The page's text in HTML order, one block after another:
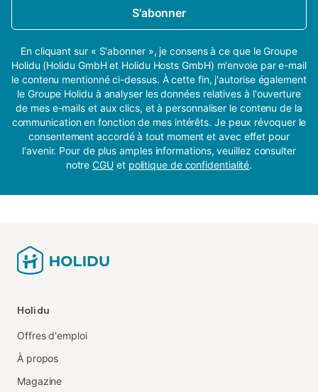
S'abonner
En cliquant sur « S'abonner », je consens à ce que le Groupe
Holidu (Holidu GmbH et Holidu Hosts GmbH) m'envoie par e-mail
le contenu mentionné ci-dessus. À cette fin, j'autorise également
le Groupe Holidu à analyser les données relatives à l'ouverture
de mes e-mails et aux clics, et à personnaliser le contenu de la
communication en fonction de mes intérêts. Je peux révoquer le
consentement accordé à tout moment et avec effet pour
l'avenir. Pour de plus amples informations, veuillez consulter
notreCGU et politique de confidentialité.
Holidu
Offres d'emploi
À propos
Magazine